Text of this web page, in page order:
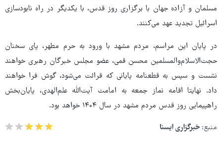
مسلمان و آزاده جهان با برگزاری روز قدس، با یکدیگر در راه نابودسازی
اسرائیل تجدید عهد می‌کنند.
در پایان این مراسم، مردم مشهد با ورود به حرم مطهر، پای سخنان
حجت‌الاسلام‌والمسلمین محسن قمی، عضو مجلس خبرگان رهبری خواهند
نشست و سپس به قطعنامه پایانی که قرائت می‌شود، گوش فرا خواهند
داد. نهایتا اقامه نماز جمعه به امامت آیت‌الله علم‌الهدی، پایان‌بخش
راهپیمایی روز قدس مردم مشهد در سال ۱۴۰۴ خواهد بود.
منبع: خبرگزاری ایسنا